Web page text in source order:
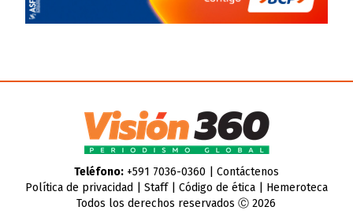
Teléfono:+591 7036-0360 | Contáctenos
Política de privacidad
Staff| Código de ética| Hemeroteca
Todos los derechos reservados Ⓒ 2026